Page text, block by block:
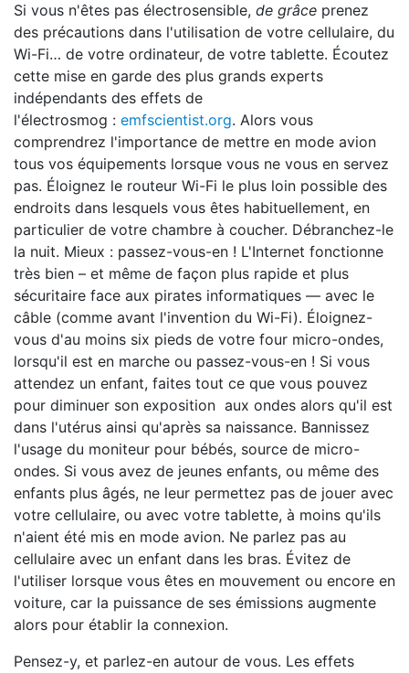
Si vous n'êtes pas électrosensible, de grâce prenez
des précautions dans l'utilisation de votre cellulaire, du
Wi-Fi… de votre ordinateur, de votre tablette. Écoutez
cette mise en garde des plus grands experts
indépendants des effets de
l'électrosmog : emfscientist.org. Alors vous
comprendrez l'importance de mettre en mode avion
tous vos équipements lorsque vous ne vous en servez
pas. Éloignez le routeur Wi-Fi le plus loin possible des
endroits dans lesquels vous êtes habituellement, en
particulier de votre chambre à coucher. Débranchez-le
la nuit. Mieux : passez-vous-en ! L'Internet fonctionne
très bien – et même de façon plus rapide et plus
sécuritaire face aux pirates informatiques — avec le
câble (comme avant l'invention du Wi-Fi). Éloignez-
vous d'au moins six pieds de votre four micro-ondes,
lorsqu'il est en marche ou passez-vous-en ! Si vous
attendez un enfant, faites tout ce que vous pouvez
pour diminuer son exposition aux ondes alors qu'il est
dans l'utérus ainsi qu'après sa naissance. Bannissez
l'usage du moniteur pour bébés, source de micro-
ondes. Si vous avez de jeunes enfants, ou même des
enfants plus âgés, ne leur permettez pas de jouer avec
votre cellulaire, ou avec votre tablette, à moins qu'ils
n'aient été mis en mode avion. Ne parlez pas au
cellulaire avec un enfant dans les bras. Évitez de
l'utiliser lorsque vous êtes en mouvement ou encore en
voiture, car la puissance de ses émissions augmente
alors pour établir la connexion.
Pensez-y, et parlez-en autour de vous. Les effets